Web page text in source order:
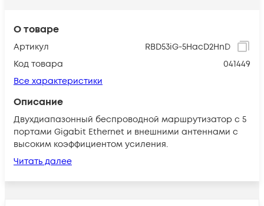
О товаре
Артикул
RBD53iG-5HacD2HnD
Код товара
041449
Все характеристики
Описание
Двухдиапазонный беспроводной маршрутизатор с 5
портами Gigabit Ethernet и внешними антеннами с
высоким коэффициентом усиления.
Читать далее